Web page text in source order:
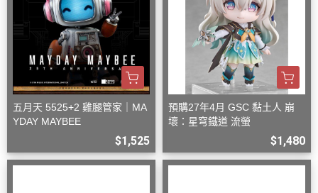
五月天 5525+2 雞腿管家｜MA
YDAY MAYBEE
$1,525
預購27年4月 GSC 黏土人 崩
壞：星穹鐵道 流螢
$1,480